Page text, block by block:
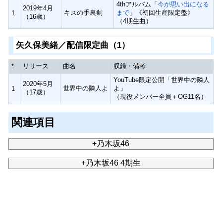
1
2019年4月
（16歳）
キスの手裏剣
4thアルバム「 今が思い出になる
まで」《初回生産限定盤》
（4期生曲）
矢久保美緒／配信限定曲（1）
* リリース 曲名 収録・備考
1
2020年5月
（17歳）
世界中の隣人よ
YouTube限定公開「世界中の隣人
よ」
（現役メンバー全員＋OG11名）
関連項目
+乃木坂46
+乃木坂46 4期生